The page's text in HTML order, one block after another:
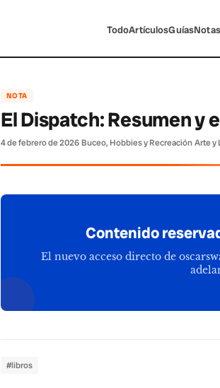
TodoArtículosGuíasNotas
NOTA
El Dispatch: Resumen y
4 de febrero de 2026 Buceo, Hobbies y RecreaciónArte y
Contenido
El nuevo acceso directo de
#libros